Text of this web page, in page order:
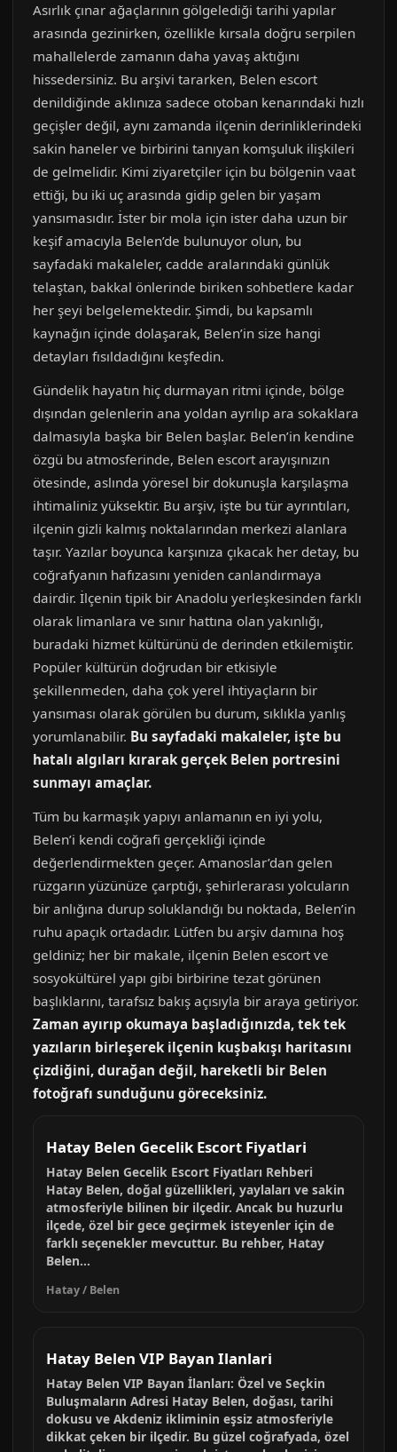
Asırlık çınar ağaçlarının gölgelediği tarihi yapılar
arasında gezinirken, özellikle kırsala doğru serpilen
mahallelerde zamanın daha yavaş aktığını
hissedersiniz. Bu arşivi tararken, Belen escort
denildiğinde aklınıza sadece otoban kenarındaki hızlı
geçişler değil, aynı zamanda ilçenin derinliklerindeki
sakin haneler ve birbirini tanıyan komşuluk ilişkileri
de gelmelidir. Kimi ziyaretçiler için bu bölgenin vaat
ettiği, bu iki uç arasında gidip gelen bir yaşam
yansımasıdır. İster bir mola için ister daha uzun bir
keşif amacıyla Belen’de bulunuyor olun, bu
sayfadaki makaleler, cadde aralarındaki günlük
telaştan, bakkal önlerinde biriken sohbetlere kadar
her şeyi belgelemektedir. Şimdi, bu kapsamlı
kaynağın içinde dolaşarak, Belen’in size hangi
detayları fısıldadığını keşfedin.
Gündelik hayatın hiç durmayan ritmi içinde, bölge
dışından gelenlerin ana yoldan ayrılıp ara sokaklara
dalmasıyla başka bir Belen başlar. Belen’in kendine
özgü bu atmosferinde, Belen escort arayışınızın
ötesinde, aslında yöresel bir dokunuşla karşılaşma
ihtimaliniz yüksektir. Bu arşiv, işte bu tür ayrıntıları,
ilçenin gizli kalmış noktalarından merkezi alanlara
taşır. Yazılar boyunca karşınıza çıkacak her detay, bu
coğrafyanın hafızasını yeniden canlandırmaya
dairdir. İlçenin tipik bir Anadolu yerleşkesinden farklı
olarak limanlara ve sınır hattına olan yakınlığı,
buradaki hizmet kültürünü de derinden etkilemiştir.
Popüler kültürün doğrudan bir etkisiyle
şekillenmeden, daha çok yerel ihtiyaçların bir
yansıması olarak görülen bu durum, sıklıkla yanlış
yorumlanabilir. Bu sayfadaki makaleler, işte bu
hatalı algıları kırarak gerçek Belen portresini
sunmayı amaçlar.
Tüm bu karmaşık yapıyı anlamanın en iyi yolu,
Belen’i kendi coğrafi gerçekliği içinde
değerlendirmekten geçer. Amanoslar’dan gelen
rüzgarın yüzünüze çarptığı, şehirlerarası yolcuların
bir anlığına durup soluklandığı bu noktada, Belen’in
ruhu apaçık ortadadır. Lütfen bu arşiv damına hoş
geldiniz; her bir makale, ilçenin Belen escort ve
sosyokültürel yapı gibi birbirine tezat görünen
başlıklarını, tarafsız bakış açısıyla bir araya getiriyor.
Zaman ayırıp okumaya başladığınızda, tek tek
yazıların birleşerek ilçenin kuşbakışı haritasını
çizdiğini, durağan değil, hareketli bir Belen
fotoğrafı sunduğunu göreceksiniz.
Hatay Belen Gecelik Escort Fiyatlari
Hatay Belen Gecelik Escort Fiyatları Rehberi
Hatay Belen, doğal güzellikleri, yaylaları ve sakin
atmosferiyle bilinen bir ilçedir. Ancak bu huzurlu
ilçede, özel bir gece geçirmek isteyenler için de
farklı seçenekler mevcuttur. Bu rehber, Hatay
Belen...
Hatay / Belen
Hatay Belen VIP Bayan Ilanlari
Hatay Belen VIP Bayan İlanları: Özel ve Seçkin
Buluşmaların Adresi Hatay Belen, doğası, tarihi
dokusu ve Akdeniz ikliminin eşsiz atmosferiyle
dikkat çeken bir ilçedir. Bu güzel coğrafyada, özel